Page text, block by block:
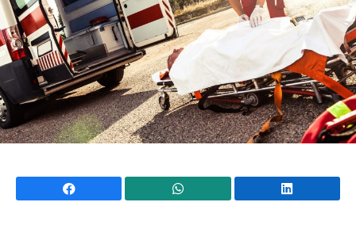
Facebook WhatsApp